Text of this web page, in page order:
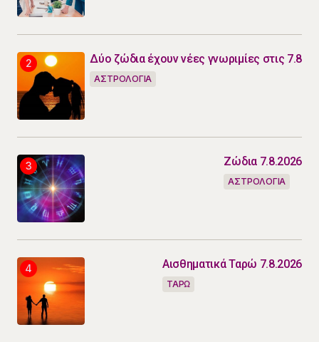
Δύο ζώδια έχουν νέες γνωριμίες στις 7.8
ΑΣΤΡΟΛΟΓΙΑ
Ζώδια 7.8.2026
ΑΣΤΡΟΛΟΓΙΑ
Αισθηματικά Ταρώ 7.8.2026
ΤΑΡΩ